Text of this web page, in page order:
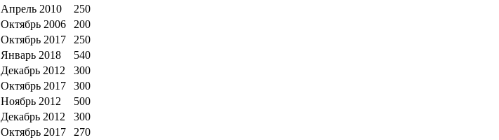
Апрель 2010
250
Октябрь 2006
200
Октябрь 2017
250
Январь 2018
540
Декабрь 2012
300
Октябрь 2017
300
Ноябрь 2012
500
Декабрь 2012
300
Октябрь 2017
270